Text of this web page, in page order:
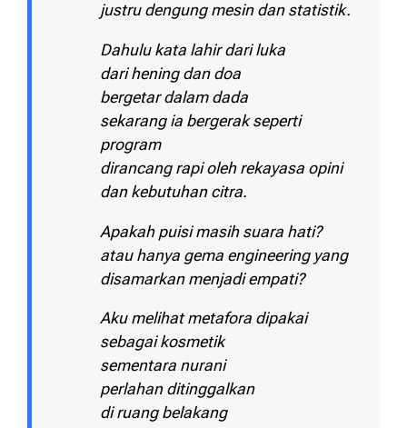
justru dengung mesin dan statistik.
Dahulu kata lahir dari luka
dari hening dan doa
bergetar dalam dada
sekarang ia bergerak seperti
program
dirancang rapi oleh rekayasa opini
dan kebutuhan citra.
Apakah puisi masih suara hati?
atau hanya gema engineering yang
disamarkan menjadi empati?
Aku melihat metafora dipakai
sebagai kosmetik
sementara nurani
perlahan ditinggalkan
di ruang belakang